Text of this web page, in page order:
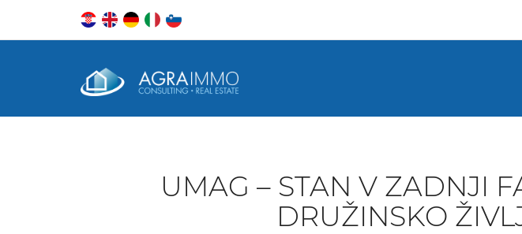
UMAG – STAN V ZADNJI
DRUŽINSKO